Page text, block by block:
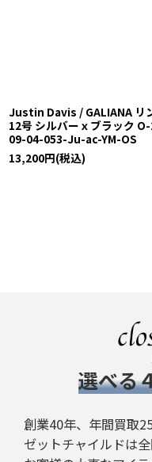
Justin Davis / GALIANA リ
12号 シルバーｘブラック
09-04-053-Ju-ac-YM-OS
13,200円(税込)
選べる
創業40年、年間買取
ゼットチャイルドは全